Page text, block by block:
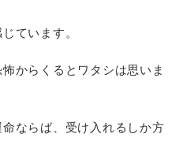
ています。
からくるとワタシは思いま
ならば、受け入れるしか方